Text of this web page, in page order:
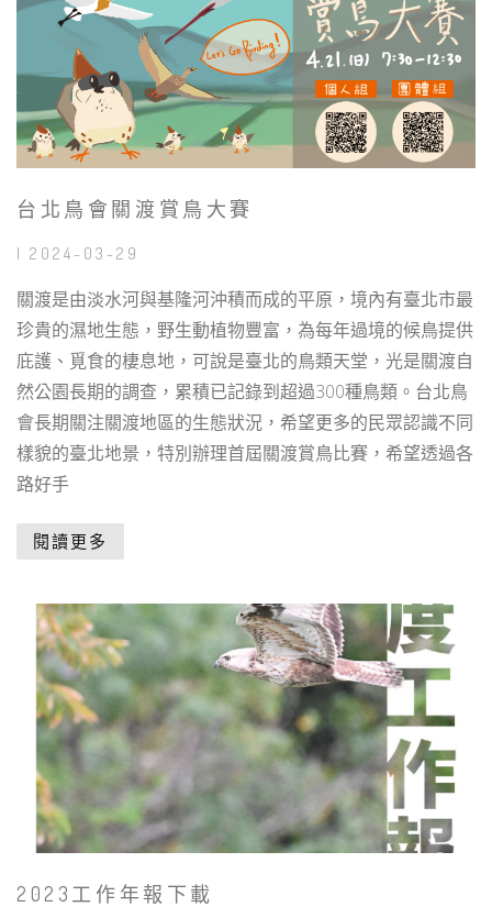
台北鳥會關渡賞鳥大賽
| 2024-03-29
關渡是由淡水河與基隆河沖積而成的平原，境內有臺北市最
珍貴的濕地生態，野生動植物豐富，為每年過境的候鳥提供
庇護、覓食的棲息地，可說是臺北的鳥類天堂，光是關渡自
然公園長期的調查，累積已記錄到超過300種鳥類。台北鳥
會長期關注關渡地區的生態狀況，希望更多的民眾認識不同
樣貌的臺北地景，特別辦理首屆關渡賞鳥比賽，希望透過各
路好手
閱讀更多
2023工作年報下載